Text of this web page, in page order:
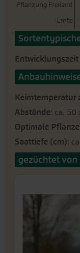
Pflanzung Freiland
Ernte
Entwicklungszeit
Keimtemperatur
Abstände: ca. 50
Optimale
Saattiefe (cm):
gezüchtet von